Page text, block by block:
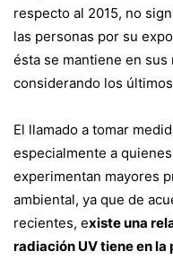
respecto al 2015, no
las personas por su
ésta se mantiene en
considerando los
El llamado a tomar
especialmente a
experimentan mayores
ambiental, ya que de
recientes, existe una
radiación UV tiene en la